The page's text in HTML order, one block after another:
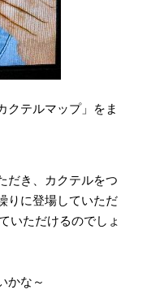
クテルマップ」をま
だき、カクテルをつ
りに登場していただ
いただけるのでしょ
かな～